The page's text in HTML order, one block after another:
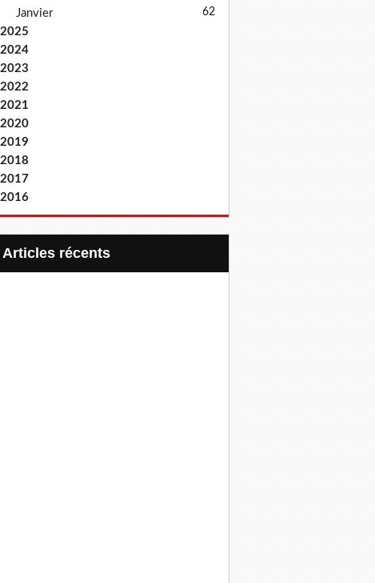
Janvier 62
2025
2024
2023
2022
2021
2020
2019
2018
2017
2016
articles récents